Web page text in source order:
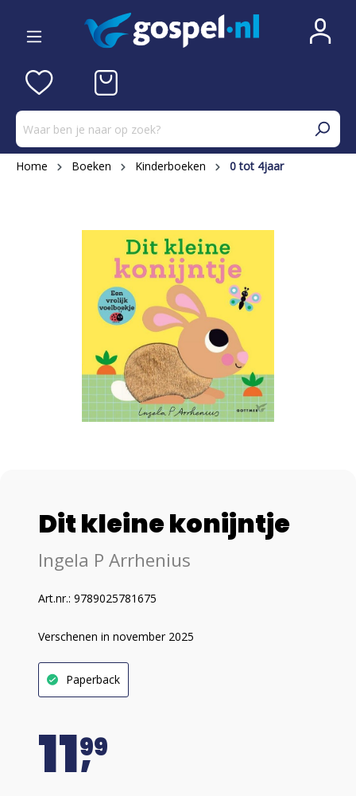
Home Boeken Kinderboeken 0 tot 4jaar
Dit kleine konijntje
Ingela P Arrhenius
Art.nr.: 9789025781675
Verschenen in november 2025
Paperback
1199